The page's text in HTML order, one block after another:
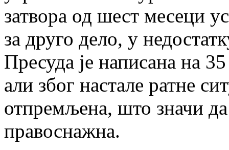
затвора од шест месеци
за друго дело, у
Пресуда је написана на
али због настале ратне
отпремљена, што значи
правоснажна.